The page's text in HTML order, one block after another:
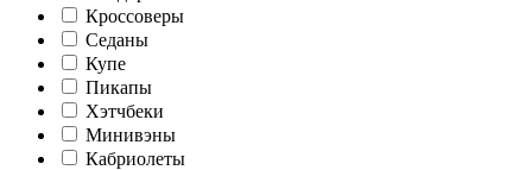
Кроссоверы
Седаны
Купе
Пикапы
Хэтчбеки
Минивэны
Кабриолеты